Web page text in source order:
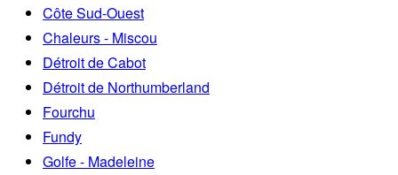
Côte Sud-Ouest
Chaleurs - Miscou
Détroit de Cabot
Détroit de Northumberland
Fourchu
Fundy
Golfe - Madeleine